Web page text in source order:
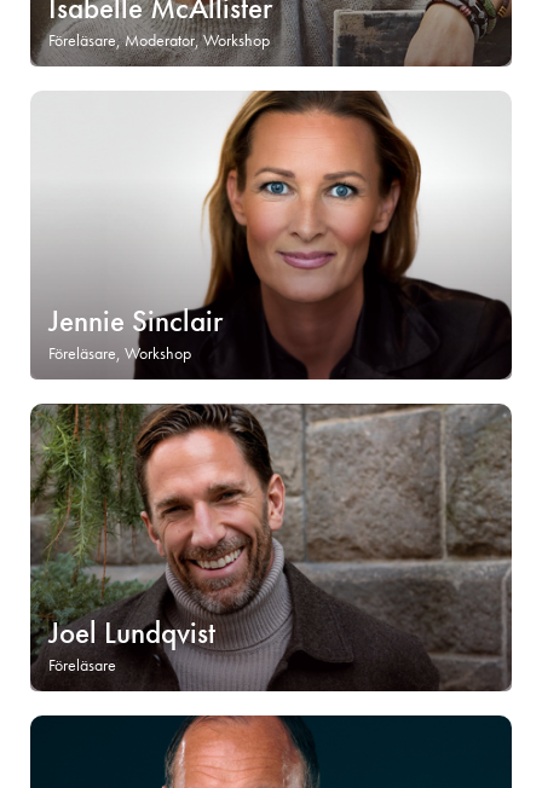
Isabelle McAllister
Föreläsare, Moderator, Workshop
Jennie Sinclair
Föreläsare, Workshop
Joel Lundqvist
Föreläsare